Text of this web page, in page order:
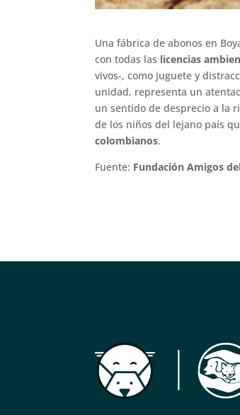
Una fábrica de abonos en
con todas las licencias
vivos-, como juguete y
unidad, representa un
un sentido de desprecio a la
de los niños del lejano país
colombianos.
Fuente: Fundación Amigos